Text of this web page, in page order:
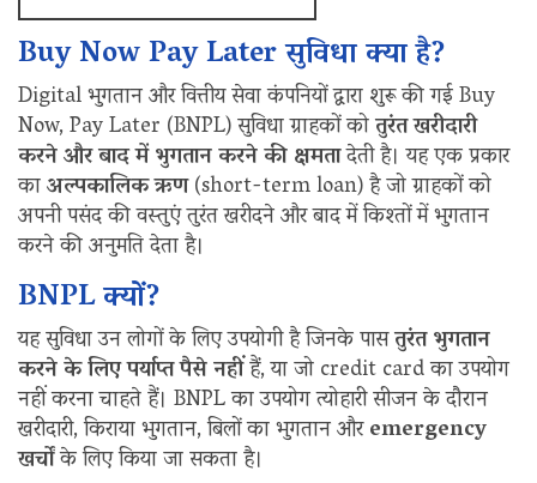
Buy Now Pay Later सुविधा क्या है?
Digital भुगतान और वित्तीय सेवा कंपनियों द्वारा शुरू की गई Buy
Now, Pay Later (BNPL) सुविधा ग्राहकों कोतुरंत खरीदारी
करने और बाद में भुगतान करने की क्षमतादेती है। यह एक प्रकार
काअल्पकालिक ऋण(short-term loan) है जो ग्राहकों को
अपनी पसंद की वस्तुएं तुरंत खरीदने और बाद में किश्तों में भुगतान
करने की अनुमति देता है।
BNPL क्यों?
यह सुविधा उन लोगों के लिए उपयोगी है जिनके पासतुरंत भुगतान
करने के लिए पर्याप्त पैसे नहींहैं, या जो credit card का उपयोग
नहीं करना चाहते हैं। BNPL का उपयोग त्योहारी सीजन के दौरान
खरीदारी, किराया भुगतान, बिलों का भुगतान औरemergency
खर्चोंके लिए किया जा सकता है।